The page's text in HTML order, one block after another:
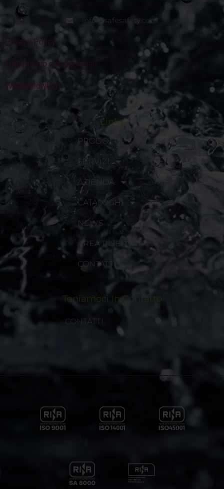
info@safesafety.com
Privacy Policy
Trattamento dati personali
Whisleblowing
Links
PRODOTTI
SERVIZI
AZIENDA
CATALOGHI
NEWS
AREA RISERVATA
CONTATTI
Teniamoci In Contatto
CONTATTI